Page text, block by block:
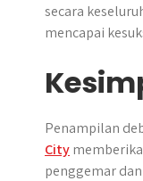
secara
mencapai
Penampilan
City
penggemar